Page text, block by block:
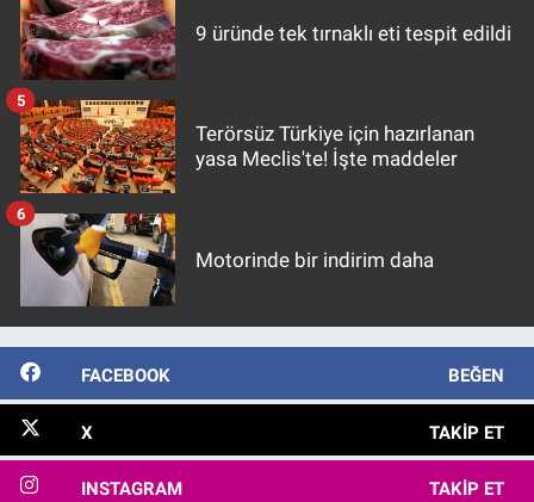
9 üründe tek tırnaklı eti tespit edildi
Terörsüz Türkiye için hazırlanan
yasa Meclis'te! İşte maddeler
5
Motorinde bir indirim daha
6
FACEBOOK BEĞEN
X TAKIP ET
INSTAGRAM TAKIP ET